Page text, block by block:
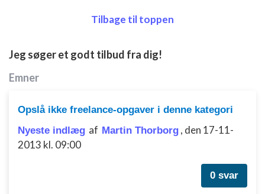
Tilbage til toppen
Jeg søger et godt tilbud fra dig!
Emner
Opslå ikke freelance-opgaver i denne kategori
Nyeste indlæg af Martin Thorborg , den 17-11-
2013 kl. 09:00
0 svar